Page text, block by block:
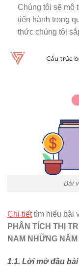
Chúng tôi sẽ mô
tiến hành trong
thức chúng tôi
Bài
Chi tiếttìm hiểu bài
PHÂN TÍCH THỊ
NAM NHỮNG
1.1. Lời mở đầu